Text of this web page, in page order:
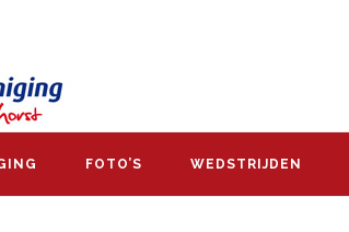
FOTO’S WEDSTRIJDEN